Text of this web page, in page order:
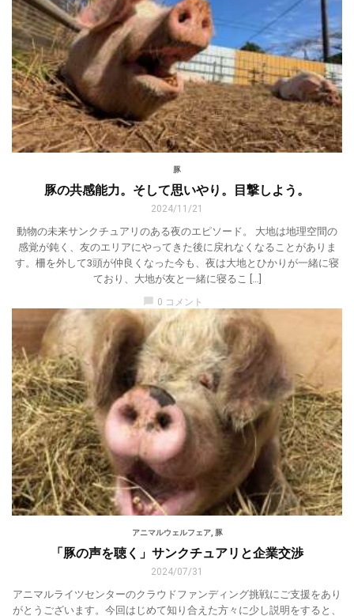
豚
豚の共感能力。そして思いやり。目撃しよう。
2024/11/21
動物の未来サンクチュアリのある夜のエピソード。 大地は地理空間の
感覚が鈍く、友のエリアにやってきた後に戻れなくなることがありま
す。柵を外して3頭が仲良くなった今も、夜は大地とひかりが一緒に寝
ており、大地が友と一緒に寝るこ […]
chat_bubble 0 コメント
アニマルウェルフェア, 豚
「豚の声を聴く」サンクチュアリと企業交渉
2024/07/31
アニマルライツセンターのクラウドファンディング挑戦にご支援をあり
がとうございます。今回はじめて知り合えた方々に少し説明をすると、